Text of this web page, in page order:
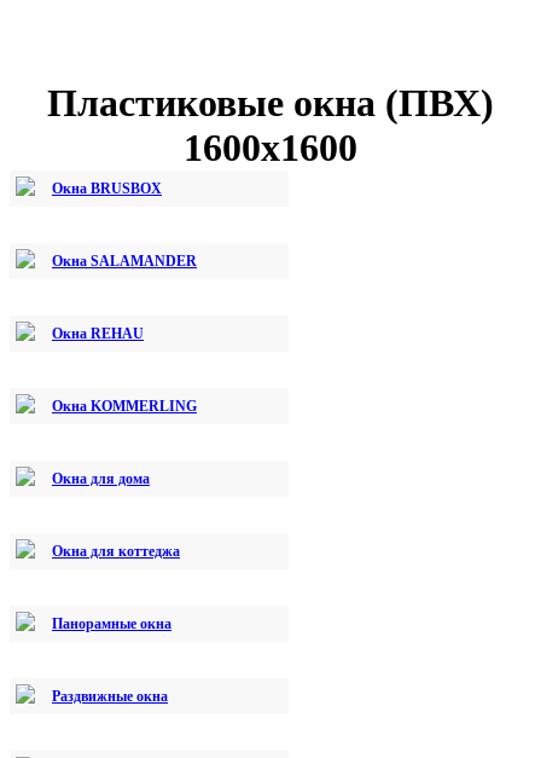
Пластиковые окна (ПВХ)
1600х1600
Окна BRUSBOX
Окна SALAMANDER
Окна REHAU
Окна KOMMERLING
Окна для дома
Окна для коттеджа
Панорамные окна
Раздвижные окна